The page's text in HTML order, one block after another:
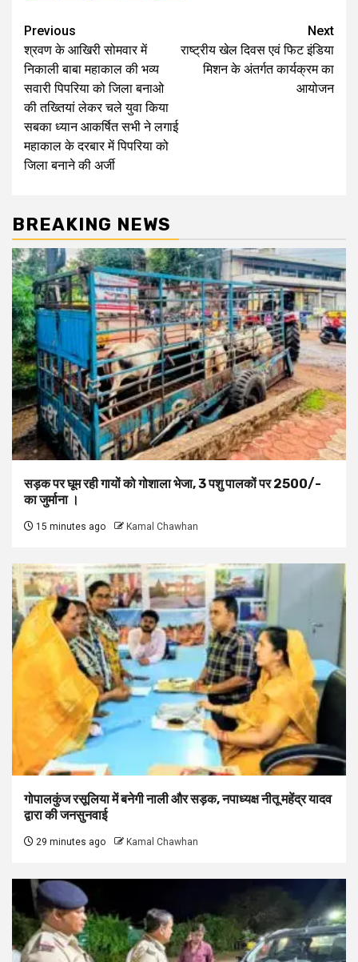
Post
navigation
Previous
श्रवण के आखिरी सोमवार में
निकाली बाबा महाकाल की भव्य
सवारी पिपरिया को जिला बनाओ
की तख्तियां लेकर चले युवा किया
सबका ध्यान आकर्षित सभी ने लगाई
महाकाल के दरबार में पिपरिया को
जिला बनाने की अर्जी
Next
राष्ट्रीय खेल दिवस एवं फिट इंडिया
मिशन के अंतर्गत कार्यक्रम का
आयोजन
BREAKING NEWS
सड़क पर घूम रही गायों को गोशाला भेजा, 3 पशु पालकों पर 2500/-
का जुर्माना ।
15 minutes ago Kamal Chawhan
गोपालकुंज रसूलिया में बनेगी नाली और सड़क, नपाध्यक्ष नीतू महेंद्र यादव
द्वारा की जनसुनवाई
29 minutes ago Kamal Chawhan